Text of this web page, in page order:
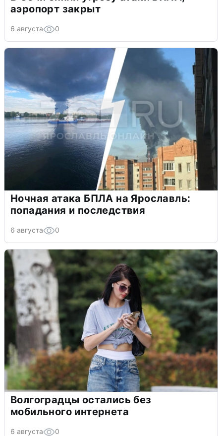
аэропорт закрыт
6 августа 0
Ночная атака БПЛА на Ярославль:
попадания и последствия
6 августа 0
Волгоградцы остались без
мобильного интернета
6 августа 0